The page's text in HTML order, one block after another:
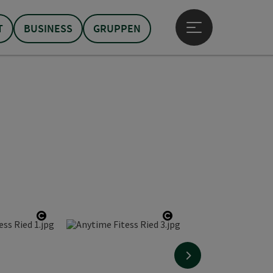
BUSINESS GRUPPEN
Hauptmenü öffnen
Copyright öffnen Copyright öffnen
nächstes Element